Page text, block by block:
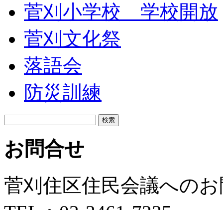
菅刈小学校 学校開放
菅刈文化祭
落語会
防災訓練
お問合せ
菅刈住区住民会議への